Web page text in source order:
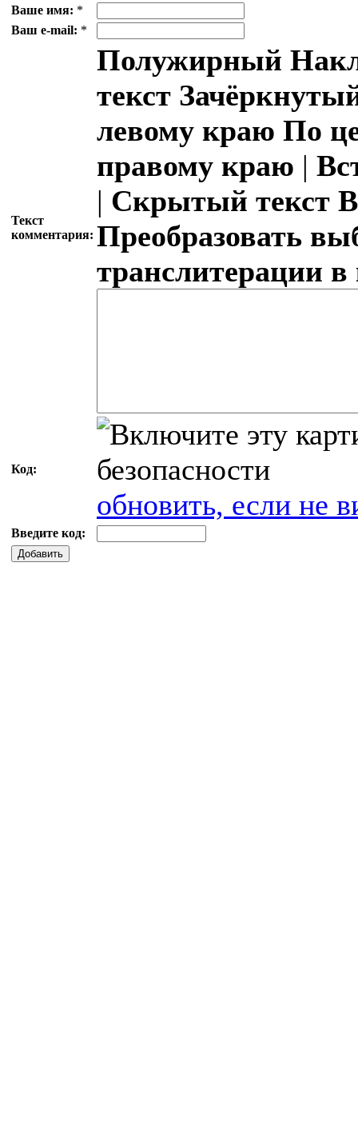
Ваше имя: *
Ваш e-mail: *
Текст
комментария:
Полужирный
текст
левому краю По
правому краю |
| Скрытый текст
Преобразовать
транслитерации
Код:
обновить, если не
Введите код:
Добавить